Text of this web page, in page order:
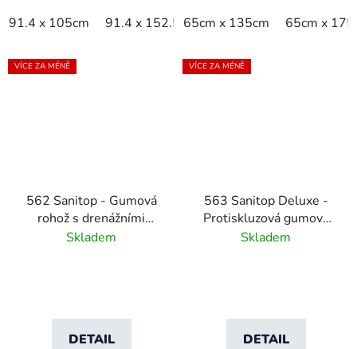
91.4 x 105cm 91.4 x 152.5cm 91.4 x 200cm
65cm x 135cm 65cm x
VÍCE ZA MÉNĚ
562 Sanitop - Gumová
rohož s drenážními
otvory a tvarovanými
Skladem
DETAIL
VÍCE ZA MÉNĚ
563 Sanitop Deluxe -
Protiskluzová gumová
rohož s drenážními
Skladem
DETAIL